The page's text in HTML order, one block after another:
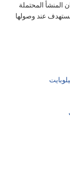
المنشأ المحتملة
عند وصولها